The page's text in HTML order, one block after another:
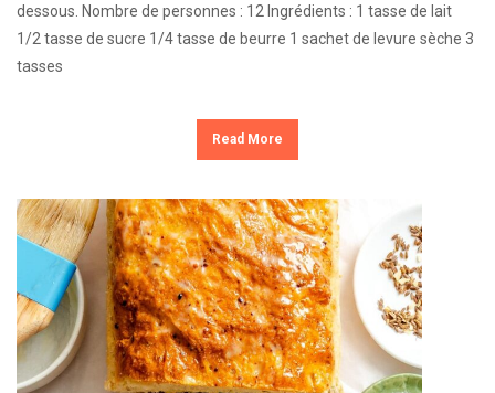
dessous. Nombre de personnes : 12 Ingrédients : 1 tasse de lait
1/2 tasse de sucre 1/4 tasse de beurre 1 sachet de levure sèche 3
tasses
Read More